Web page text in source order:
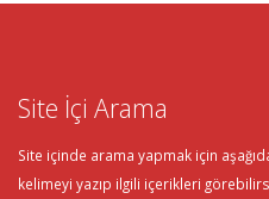
Site İçi Arama
Site içinde arama yapmak için
kelimeyi yazıp ilgili içerikleri